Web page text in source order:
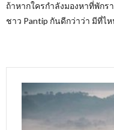
ถ้าหากใครกำลังมองหาที่พัก
ชาว Pantip กันดีกว่าว่า มีที่ไ